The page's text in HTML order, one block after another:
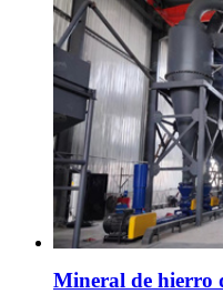
Mineral de hierro